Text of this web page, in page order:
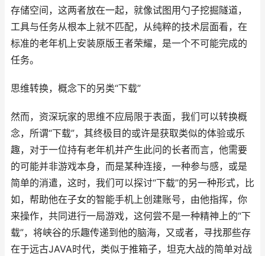
存储空间，这两者放在一起，就像试图用勺子挖掘隧道，
工具与任务从根本上就不匹配，从纯粹的技术层面看，在
标准的老年机上安装原版王者荣耀，是一个不可能完成的
任务。
思维转换，概念下的另类“下载”
然而，资深玩家的思维不应局限于表面，我们可以转换概
念，所谓“下载”，其终极目的或许是获取类似的体验或乐
趣，对于一位持有老年机并产生此问的长者而言，他需要
的可能并非游戏本身，而是某种连接，一种参与感，或是
简单的消遣，这时，我们可以探讨“下载”的另一种形式，比
如，帮助他在子女的智能手机上创建账号，由他指挥，你
来操作，共同进行一局游戏，这何尝不是一种精神上的“下
载”，将峡谷的乐趣传递到他的脑海，又或者，寻找那些存
在于远古JAVA时代，类似于推箱子，坦克大战的简单对战